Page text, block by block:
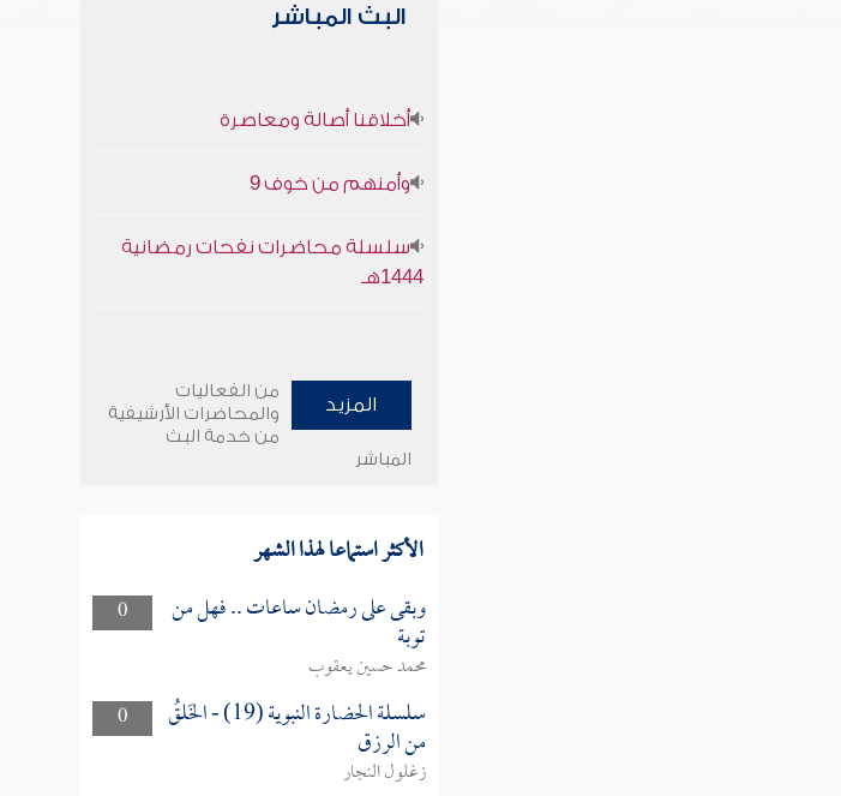
البث المباشر
أخلاقنا أصالة ومعاصرة
وأمنهم من خوف 9
سلسلة محاضرات نفحات رمضانية
1444هـ
المزيد
من الفعاليات
والمحاضرات الأرشيفية
من خدمة البث
المباشر
الأكثر استماعا لهذا الشهر
0 وبقى على رمضان ساعات .. فهل من
توبة
محمد حسين يعقوب
0
سلسلة الحضارة النبوية (19) - الخَلقُ
من الرزق
زغلول النجار